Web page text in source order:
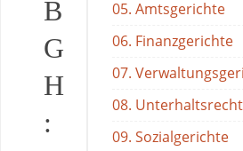
B
G
H
:
05. Amtsgerichte
06. Finanzgerichte
07.
08.
09. Sozialgerichte